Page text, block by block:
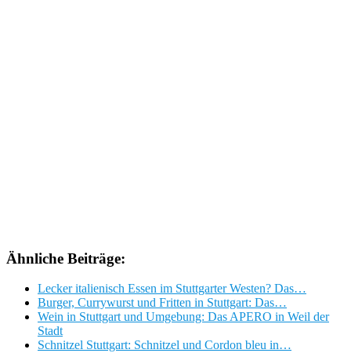
Ähnliche Beiträge:
Lecker italienisch Essen im Stuttgarter Westen? Das…
Burger, Currywurst und Fritten in Stuttgart: Das…
Wein in Stuttgart und Umgebung: Das APERO in Weil der
Stadt
Schnitzel Stuttgart: Schnitzel und Cordon bleu in…